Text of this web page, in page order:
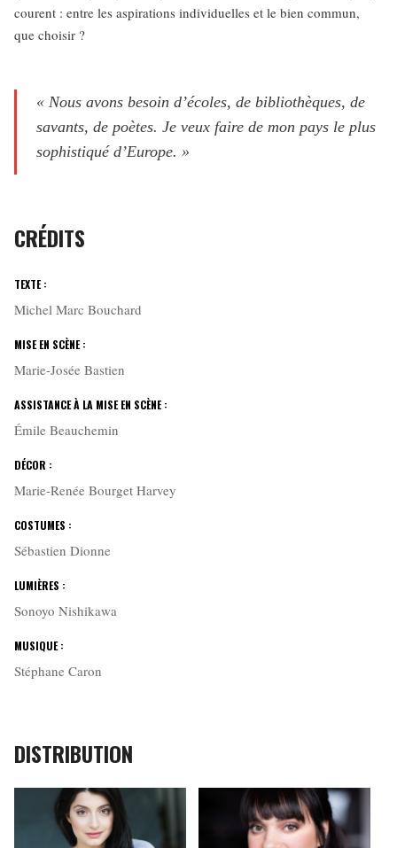
courent : entre les aspirations individuelles et le bien commun,
que choisir ?
« Nous avons besoin d’écoles, de bibliothèques, de
savants, de poètes. Je veux faire de mon pays le plus
sophistiqué d’Europe. »
CRÉDITS
TEXTE :
Michel Marc Bouchard
MISE EN SCÈNE :
Marie-Josée Bastien
ASSISTANCE À LA MISE EN SCÈNE :
Émile Beauchemin
DÉCOR :
Marie-Renée Bourget Harvey
COSTUMES :
Sébastien Dionne
LUMIÈRES :
Sonoyo Nishikawa
MUSIQUE :
Stéphane Caron
DISTRIBUTION